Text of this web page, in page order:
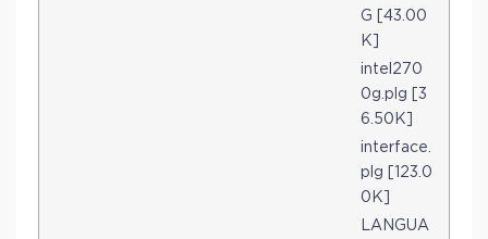
G [43.00
K]
intel270
0g.plg [3
6.50K]
interface.
plg [123.0
0K]
LANGUA